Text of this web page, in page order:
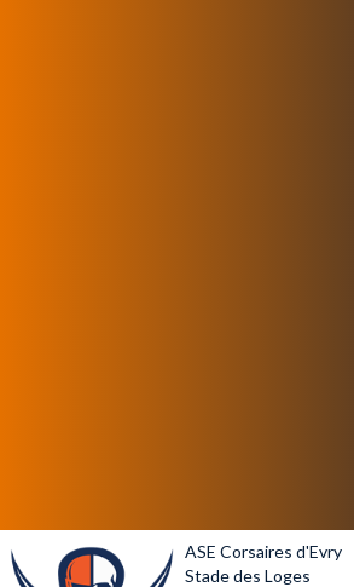
ASE Corsaires d'Evry
Stade des Loges